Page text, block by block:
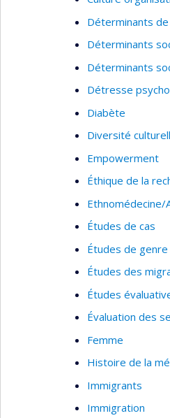
Déterminants
Déterminants
Déterminants
Détresse
Diabète
Diversité
Empowerment
Éthique de la
Ethnomédecine/
Études de cas
Études de genre
Études des
Études
Évaluation des
Femme
Histoire de la
Immigrants
Immigration